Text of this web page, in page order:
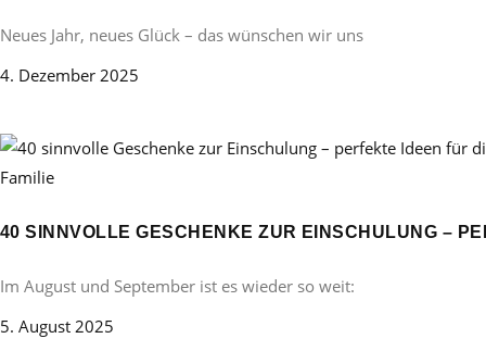
Neues Jahr, neues Glück – das wünschen wir uns
4. Dezember 2025
Familie
40 SINNVOLLE GESCHENKE ZUR EINSCHULUNG –
Im August und September ist es wieder so weit:
5. August 2025